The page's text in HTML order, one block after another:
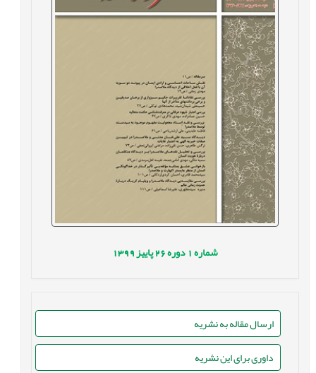
شماره1 دوره26 پاییز1399
ارسال مقاله به نشریه
داوری برای این نشریه